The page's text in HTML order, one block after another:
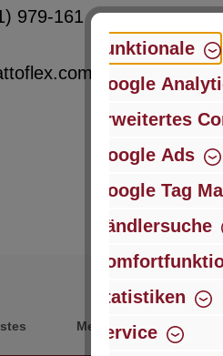
979-161
Mehr als 60 Jahre
Funktionale
Google
Erweitertes
Google Ads
Google Tag
Händlersuche
Statistiken
Service